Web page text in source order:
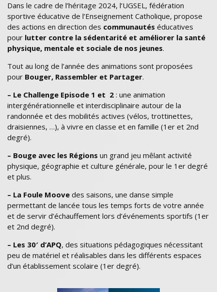
Dans le cadre de l’héritage 2024, l’UGSEL, fédération
sportive éducative de l’Enseignement Catholique, propose
des actions en direction des communautés éducatives
pour lutter contre la sédentarité et améliorer la santé
physique, mentale et sociale de nos jeunes.
Tout au long de l’année des animations sont proposées
pour Bouger, Rassembler et Partager.
– Le Challenge Episode 1 et 2 : une animation
intergénérationnelle et interdisciplinaire autour de la
randonnée et des mobilités actives (vélos, trottinettes,
draisiennes, …), à vivre en classe et en famille (1er et 2nd
degré).
– Bouge avec les Régions un grand jeu mêlant activité
physique, géographie et culture générale, pour le 1er degré
et plus.
– La Foule Moove des saisons, une danse simple
permettant de lancée tous les temps forts de votre année
et de servir d’échauffement lors d’événements sportifs (1er
et 2nd degré).
– Les 30′ d’APQ, des situations pédagogiques nécessitant
peu de matériel et réalisables dans les différents espaces
d’un établissement scolaire (1er degré).